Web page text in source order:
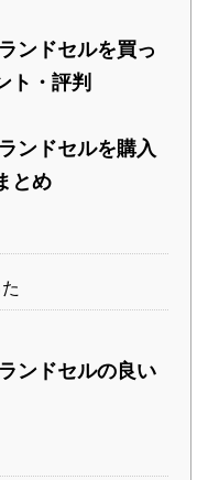
ンドセルを買っ
ト・評判
ンドセルを購入
とめ
ンドセルの良い